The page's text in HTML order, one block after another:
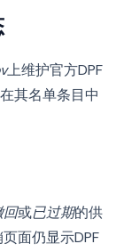
上维护官方DPF
其名单条目中
回或已过期的供
面仍显示DPF